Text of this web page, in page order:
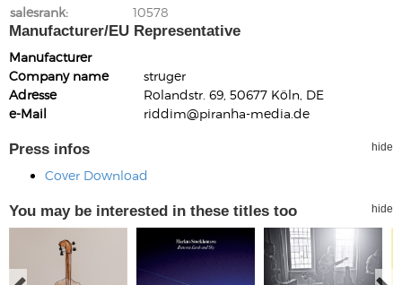
salesrank
10578
Manufacturer/EU Representative
Manufacturer
Company name
struger
Adresse
Rolandstr. 69, 50677 Köln, DE
e-Mail
riddim@piranha-media.de
Press infos hide
Cover Download
You may be interested in these titles too hide